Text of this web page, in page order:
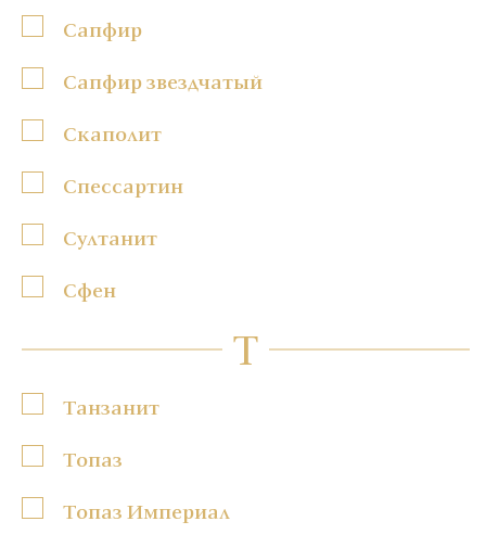
Сапфир
Сапфир звездчатый
Скаполит
Спессартин
Султанит
Сфен
Т
Танзанит
Топаз
Топаз Империал